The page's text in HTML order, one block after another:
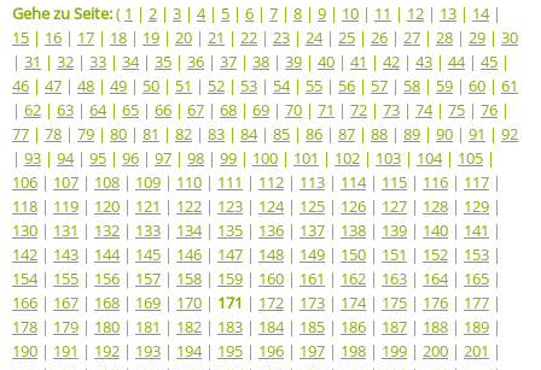
Gehe zu Seite:( 1 | 2 | 3 | 4| 5 | 6 | 7 | 8 | 9 | 10 | 11 | 12 | 13 | 14|
15 | 16 | 17 | 18 | 19 | 20 | 21 | 22 | 23 | 24| 25 | 26 | 27 | 28 | 29 | 30
| 31 | 32 | 33 | 34| 35 | 36 | 37 | 38 | 39 | 40 | 41 | 42 | 43 | 44| 45 |
46 | 47 | 48 | 49 | 50 | 51 | 52 | 53 | 54| 55 | 56 | 57 | 58 | 59 | 60 | 61
| 62 | 63 | 64| 65 | 66 | 67 | 68 | 69 | 70 | 71 | 72 | 73 | 74| 75 | 76 |
77 | 78 | 79 | 80 | 81 | 82 | 83 | 84| 85 | 86 | 87 | 88 | 89 | 90 | 91 | 92
| 93 | 94| 95 | 96 | 97 | 98 | 99 | 100 | 101 | 102 | 103 | 104| 105 |
106 | 107 | 108 | 109 | 110 | 111 | 112 | 113 | 114| 115 | 116 | 117 |
118 | 119 | 120 | 121 | 122 | 123 | 124| 125 | 126 | 127 | 128 | 129 |
130 | 131 | 132 | 133 | 134| 135 | 136 | 137 | 138 | 139 | 140 | 141 |
142 | 143 | 144| 145 | 146 | 147 | 148 | 149 | 150 | 151 | 152 | 153 |
154| 155 | 156 | 157 | 158 | 159 | 160 | 161 | 162 | 163 | 164| 165 |
166 | 167 | 168 | 169 | 170 | 171 | 172 | 173 | 174| 175 | 176 | 177 |
178 | 179 | 180 | 181 | 182 | 183 | 184| 185 | 186 | 187 | 188 | 189 |
190 | 191 | 192 | 193 | 194| 195 | 196 | 197 | 198 | 199 | 200 | 201 |